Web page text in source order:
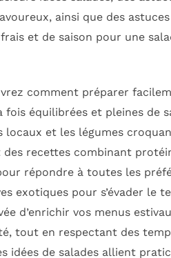
ainsi que des
et de saison pour une
comment préparer
fois équilibrées et pleines de
et les légumes
recettes combinant
répondre à toutes les
exotiques pour s’évader le
d’enrichir vos menus
tout en respectant des
idées de salades allient